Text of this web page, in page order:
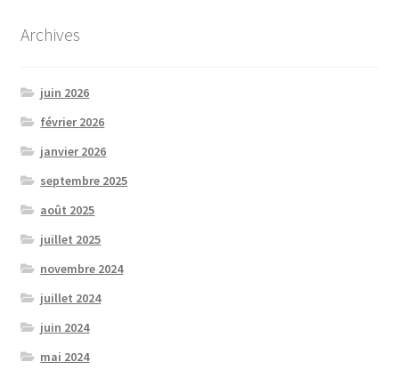
Archives
juin 2026
février 2026
janvier 2026
septembre 2025
août 2025
juillet 2025
novembre 2024
juillet 2024
juin 2024
mai 2024